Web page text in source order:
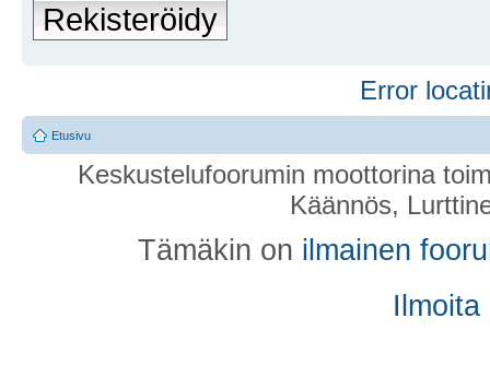
Rekisteröidy
Error
Etusivu
Keskustelufoorumin moottorina
Käännös,
Tämäkin on ilmainen